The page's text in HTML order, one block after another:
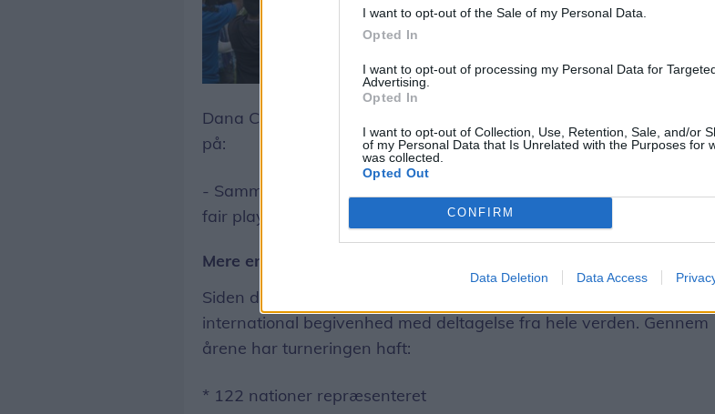
I want to opt-out of the Sale of my Personal Data.
Opted In
I want to opt-out of processing my Personal Data for
Advertising.
Opted In
I want to opt-out of Collection, Use, Retention, Sale, and/or
of my Personal Data that Is Unrelated with the Purposes for
was collected.
Opted Out
CONFIRM
Data Deletion Data Access
Dana Cup fremhæver samtidig de værdier, som turneringen bygger
på:
- Sammen skaber vi Dana Cup-ånden, bygget på respekt, ansvar
fair play.
Mere end en million deltagere siden 1982
Siden den første turnering i 1982 har Dana Cup udviklet sig til en
international begivenhed med deltagelse fra hele verden. Gennem
årene har turneringen haft:
* 122 nationer repræsenteret